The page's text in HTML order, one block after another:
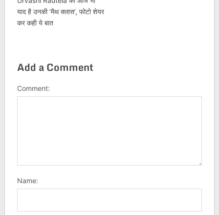
याद है उनकी ‘मैथ क्लास’, फोटो शेयर
कर कही ये बात
Add a Comment
Comment:
Name: